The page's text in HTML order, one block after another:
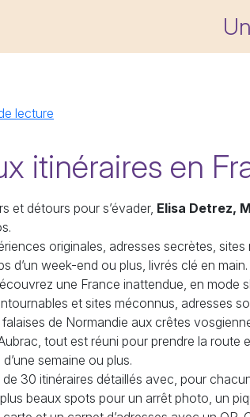
lecture
itinéraires en
et détours pour s’évader, Elisa Detrez,
originales, adresses secrètes,
d’un week-end ou plus, livrés clé en main.
une France inattendue, en mode
et sites méconnus, adresses
falaises de Normandie aux crêtes
tout est réuni pour prendre la
d’une semaine ou plus.
de 30 itinéraires détaillés avec, pour
beaux spots pour un arrêt photo, un